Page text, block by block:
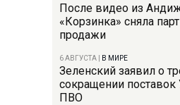
После видео из
«Корзинка» сняла
продажи
6 АВГУСТА В МИРЕ
Зеленский заявил о
сокращении поставок
ПВО